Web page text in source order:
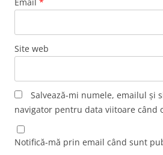
Site web
Salvează-mi numele, emailul și
navigator pentru data viitoare când
Notifică-mă prin email când sunt